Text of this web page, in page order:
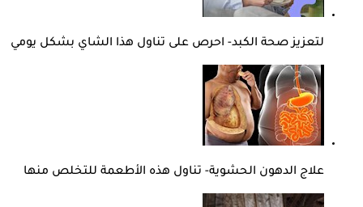
لتعزيز صحة الكبد- احرص على تناول هذا الشاي بشكل يومي
علاج الدهون الحشوية- تناول هذه الأطعمة للتخلص منها